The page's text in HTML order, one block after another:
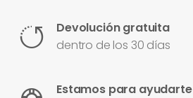
Devolución gratuita
dentro de los 30 días
Estamos para ayudarte